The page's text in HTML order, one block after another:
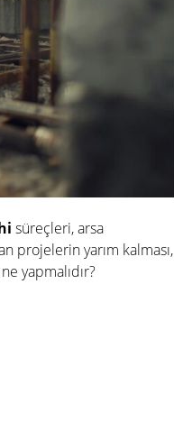
süreçleri, arsa
projelerin yarım kalması,
yapmalıdır?